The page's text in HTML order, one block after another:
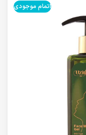
اتمام موجودی